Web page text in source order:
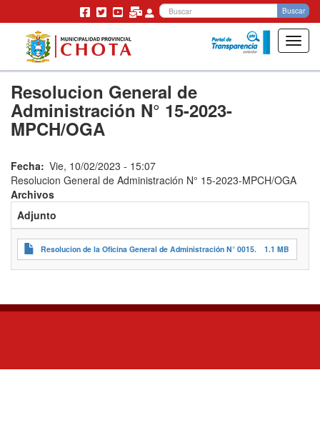
Pasar
contenido
principal
Buscar
Resolucion General de
Administración N° 15-2023-
MPCH/OGA
Fecha Vie, 10/02/2023 - 15:07
Resolucion General de Administración N° 15-2023-MPCH/OGA
Archivos
Adjunto
Resolucion de la Oficina General de Administración N° 0015. 1.1 MB